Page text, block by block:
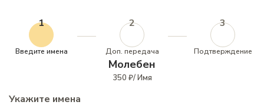
1
Введите имена
2
Доп. передача
3
Подтверждение
Молебен
350 ₽/ Имя
Укажите имена